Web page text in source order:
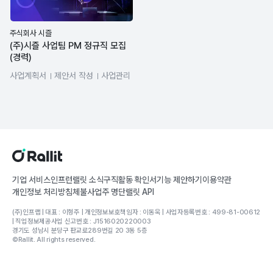
주식회사 시즐
(주)시즐 사업팀 PM 정규직 모집
(경력)
사업계획서 제안서 작성
사업관리
기업 서비스인프런랠릿 소식구직활동 확인서기능 제안하기 이용약관
개인정보 처리방침체불사업주 명단랠릿 API
(주)인프랩 | 대표 : 이형주 | 개인정보보호책임자 : 이동욱 | 사업자등록번호 : 499-81-00612
| 직업정보제공사업 신고번호 : J1516020220003
경기도 성남시 분당구 판교로289번길 20 3동 5층
©Rallit. All rights reserved.